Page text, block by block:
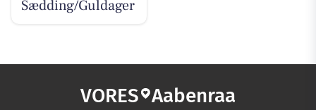
Sædding/Guldager
VORES Aabenraa